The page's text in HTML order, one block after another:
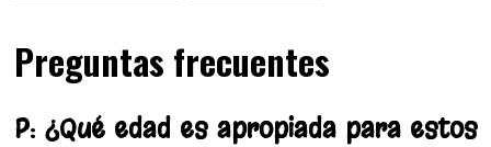
Preguntas frecuentes
P: ¿Qué edad es apropiada para estos